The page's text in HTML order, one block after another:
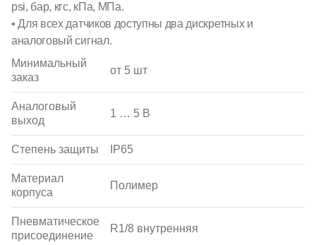
psi, бар, кгс, кПа, МПа.
• Для всех датчиков доступны два дискретных и
аналоговый сигнал.
Минимальный
заказ
от 5 шт
Аналоговый
выход
1 … 5 В
Степень защиты IP65
Материал
корпуса
Полимер
Пневматическое
присоединение
R1/8 внутренняя